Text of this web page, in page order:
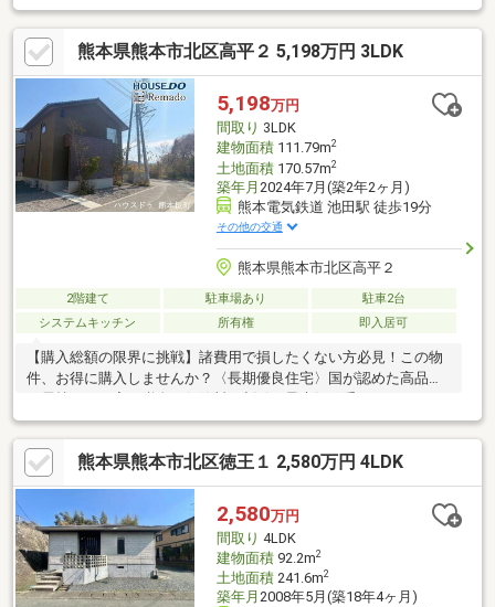
◎〈省令準耐火構造〉火災に強く、安心感とともに火災保険料も
大幅に抑えられます。〈複層ガラス〉断熱性＋防音。快適な生活
を守る窓ガラスです。結露も抑えてお掃除楽々♪【内覧ツアー】
熊本県全域の気になる物件を全て弊社でまとめてご内覧いただけ
ます水曜日や１８時以降、お仕事終わりの内覧も柔軟に対応！物
件選びからお引渡しまで『ハウスドゥ熊本桜町』が全力でサポー
トします
熊本県熊本市北区高平２ 5,198万円 3LDK
5,198万円
間取り 3LDK
建物面積111.79m2
土地面積170.57m2
築年月 2024年7月(築2年2ヶ月)
熊本電気鉄道 池田駅 徒歩19分
その他の交通
熊本県熊本市北区高平２
2階建て 駐車場あり
駐車2台
システムキッチン
所有権 即入居可
【購入総額の限界に挑戦】諸費用で損したくない方必見！この物
件、お得に購入しませんか？〈長期優良住宅〉国が認めた高品質
〈耐震等級3〉大きな地震から家族を守る、高水準の耐震性能。
〈断熱等性能等級６〉次世代基準の断熱性。暖房いらずで過ごせ
ます◎〈複層ガラス〉断熱性＋防音。快適な生活を守る窓ガラス
です。結露も抑えてお掃除楽々♪【内覧ツアー】 熊本県全域の気
になる物件を全て弊社でまとめてご内覧いただけます水曜日や１
８時以降、お仕事終わりの内覧も柔軟に対応！物件選びからお引
渡しまで『ハウスドゥ熊本桜町』が全力でサポートします
熊本県熊本市北区徳王１ 2,580万円 4LDK
2,580万円
間取り 4LDK
建物面積92.2m2
土地面積241.6m2
築年月 2008年5月(築18年4ヶ月)